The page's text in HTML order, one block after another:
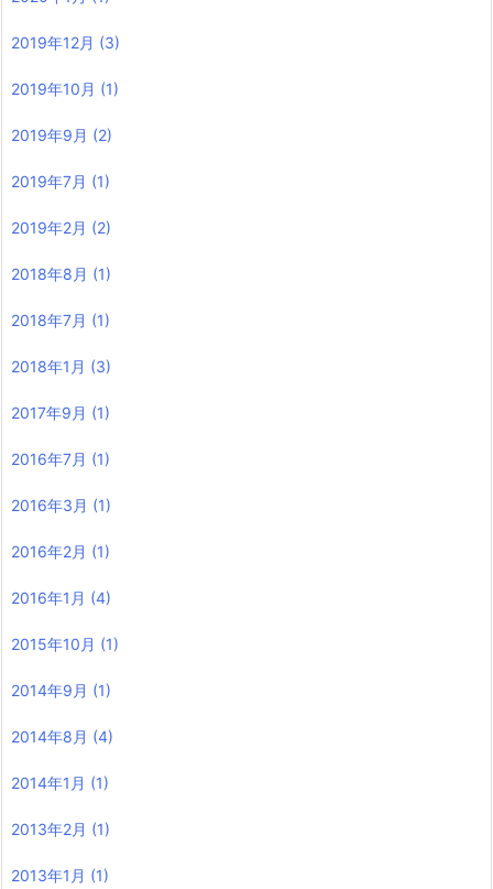
2019年12月 (3)
2019年10月 (1)
2019年9月 (2)
2019年7月 (1)
2019年2月 (2)
2018年8月 (1)
2018年7月 (1)
2018年1月 (3)
2017年9月 (1)
2016年7月 (1)
2016年3月 (1)
2016年2月 (1)
2016年1月 (4)
2015年10月 (1)
2014年9月 (1)
2014年8月 (4)
2014年1月 (1)
2013年2月 (1)
2013年1月 (1)